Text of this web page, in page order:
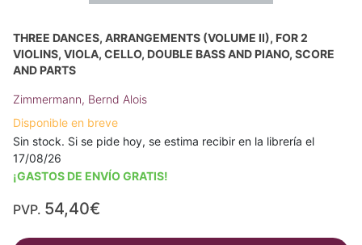
THREE DANCES, ARRANGEMENTS (VOLUME II), FOR 2
VIOLINS, VIOLA, CELLO, DOUBLE BASS AND PIANO, SCORE
AND PARTS
Zimmermann, Bernd Alois
Disponible en breve
Sin stock. Si se pide hoy, se estima recibir en la librería el
17/08/26
¡GASTOS DE ENVÍO GRATIS!
PVP. 54,40€